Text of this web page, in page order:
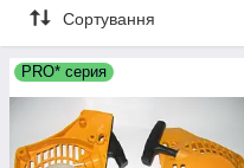
Сортування
PRO* серия